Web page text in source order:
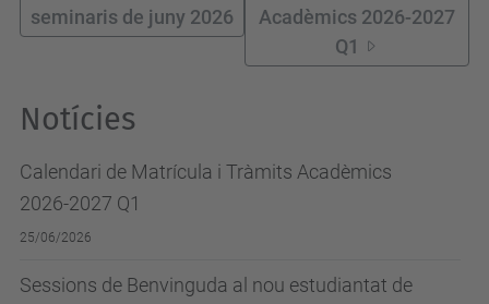
seminaris de juny 2026
Acadèmics 2026-2027
Q1
Notícies
Calendari de Matrícula i Tràmits Acadèmics
2026-2027 Q1
25/06/2026
Sessions de Benvinguda al nou estudiantat de